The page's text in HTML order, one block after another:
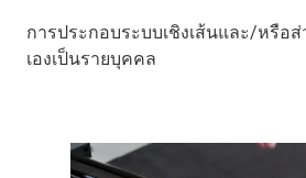
การประกอบระบบเชิงเส้นและ/หรือ
เองเป็นรายบุคคล